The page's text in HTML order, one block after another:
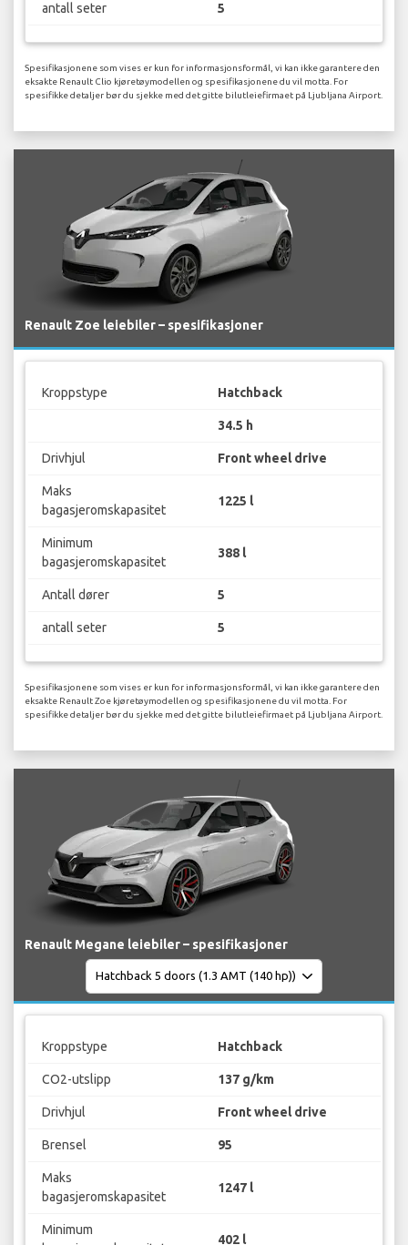
antall seter 5
Spesifikasjonene som vises er kun for informasjonsformål, vi kan ikke garantere den
eksakte Renault Clio kjøretøymodellen og spesifikasjonene du vil motta. For
spesifikke detaljer bør du sjekke med det gitte bilutleiefirmaet på Ljubljana Airport.
Renault Zoe leiebiler – spesifikasjoner
Kroppstype Hatchback
34.5 h
Drivhjul Front wheel drive
Maks
bagasjeromskapasitet
1225 l
Minimum
bagasjeromskapasitet
388 l
Antall dører 5
antall seter 5
Spesifikasjonene som vises er kun for informasjonsformål, vi kan ikke garantere den
eksakte Renault Zoe kjøretøymodellen og spesifikasjonene du vil motta. For
spesifikke detaljer bør du sjekke med det gitte bilutleiefirmaet på Ljubljana Airport.
Renault Megane leiebiler – spesifikasjoner
Kroppstype Hatchback
CO2-utslipp 137 g/km
Drivhjul Front wheel drive
Brensel 95
Maks
bagasjeromskapasitet
1247 l
Minimum
402 l